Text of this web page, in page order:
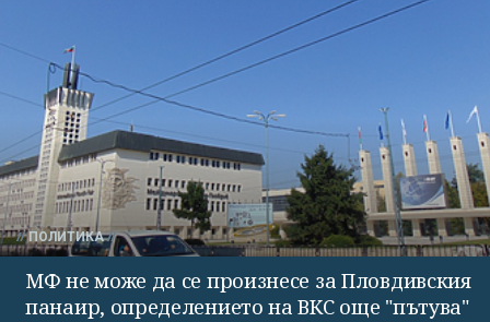
ПОЛИТИКА
МФ не може да се произнесе за Пловдивския
панаир, определението на ВКС още "пътува"